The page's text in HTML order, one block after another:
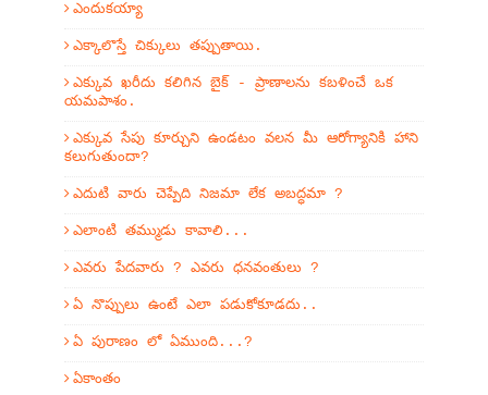
ఎందుకయ్యా
ఎక్కాలొస్తే చిక్కులు తప్పుతాయి.
ఎక్కువ ఖరీదు కలిగిన బైక్ - ప్రాణాలను కబళించే ఒక
యమపాశం.
ఎక్కువ సేపు కూర్చుని ఉండటం వలన మీ ఆరోగ్యానికి హాని
కలుగుతుందా?
ఎదుటి వారు చెప్పేది నిజమా లేక అబద్ధమా ?
ఎలాంటి తమ్ముడు కావాలి...
ఎవరు పేదవారు ? ఎవరు ధనవంతులు ?
ఏ నొప్పులు ఉంటే ఎలా పడుకోకూడదు..
ఏ పురాణం లో ఏముంది...?
ఏకాంతం